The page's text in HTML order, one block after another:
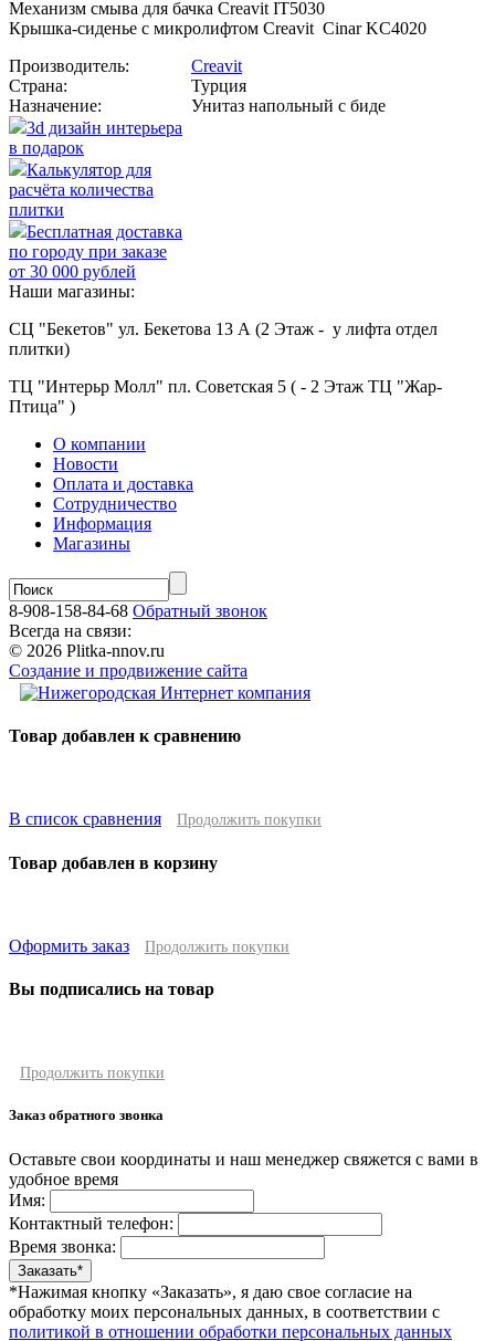
Механизм смыва для бачка Creavit IT5030
Крышка-сиденье с микролифтом Creavit Cinar KC4020
Производитель:
Creavit
Страна:
Турция
Назначение:
Унитаз напольный с биде
3d дизайн интерьера
в подарок
Калькулятор для
расчёта количества
плитки
Бесплатная доставка
по городу при заказе
от 30 000 рублей
Наши магазины:
СЦ "Бекетов" ул. Бекетова 13 А (2 Этаж - у лифта отдел
плитки)
ТЦ "Интерьр Молл" пл. Советская 5 ( - 2 Этаж ТЦ "Жар-
Птица" )
О компании
Новости
Оплата и доставка
Сотрудничество
Информация
Магазины
8-908-158-84-68 Обратный звонок
Всегда на связи:
© 2026 Plitka-nnov.ru
Создание и продвижение сайта
Товар добавлен к сравнению
В список сравнения Продолжить покупки
Товар добавлен в корзину
Оформить заказ Продолжить покупки
Вы подписались на товар
Продолжить покупки
Заказ обратного звонка
Оставьте свои координаты и наш менеджер свяжется с вами в
удобное время
Имя:
Контактный телефон:
Время звонка:
*Нажимая кнопку «Заказать», я даю свое согласие на
обработку моих персональных данных, в соответствии с
политикой в отношении обработки персональных данных